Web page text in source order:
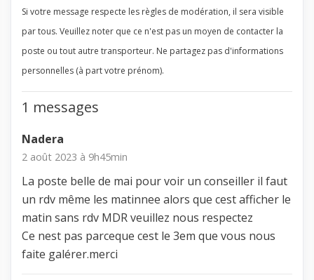
Si votre message respecte les règles de modération, il sera visible
par tous. Veuillez noter que ce n'est pas un moyen de contacter la
poste ou tout autre transporteur. Ne partagez pas d'informations
personnelles (à part votre prénom).
1 messages
Nadera
2 août 2023 à 9h45min
La poste belle de mai pour voir un conseiller il faut
un rdv même les matinnee alors que cest afficher le
matin sans rdv MDR veuillez nous respectez
Ce nest pas parceque cest le 3em que vous nous
faite galérer.merci